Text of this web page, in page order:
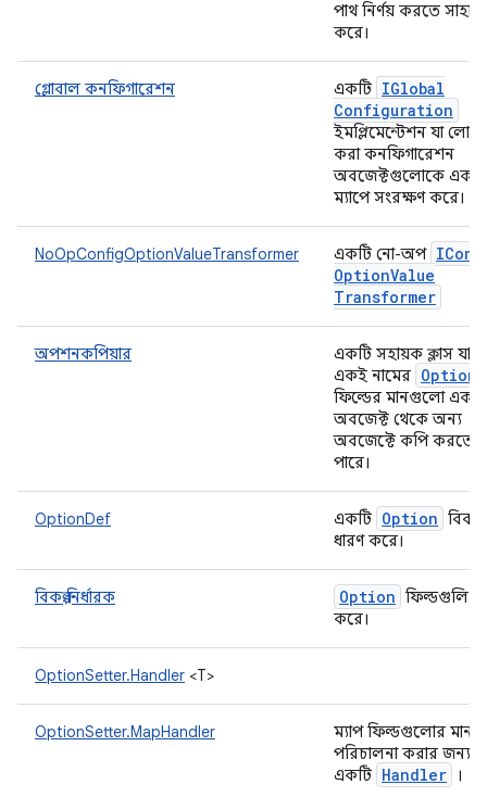
পাথ নির্ণয় করতে সাহায্য
করে।
গ্লোবাল কনফিগারেশন একটি IGlobal
Configuration
ইমপ্লিমেন্টেশন যা লোড
করা কনফিগারেশন
অবজেক্টগুলোকে একটি
ম্যাপে সংরক্ষণ করে।
NoOpConfigOptionValueTransformer একটি নো-অপ
OptionValue
Transformer
অপশনকপিয়ার
একটি সহায়ক ক্লাস যা
একই নামের Option
ফিল্ডের মানগুলো এক
অবজেক্ট থেকে অন্য
অবজেক্টে কপি করতে
পারে।
OptionDef একটি Option
ধারণ করে।
বিকল্প নির্ধারক Option ফিল্ডগুলি
করে।
OptionSetter.Handler <T>
OptionSetter.MapHandler
ম্যাপ ফিল্ডগুলোর মান
পরিচালনা করার জন্য
একটি Handler ।